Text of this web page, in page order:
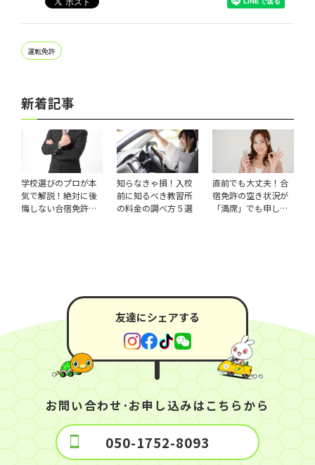
運転免許
新着記事
学校選びのプロが本
気で解説！絶対に後
悔しない合宿免許の
知らなきゃ損！入校
前に知るべき教習所
の料金の調べ方５選
直前でも大丈夫！合
宿免許の空き状況が
「満席」でも申し込
友達にシェアする
お問い合わせ･お申し込みはこちらから
050-1752-8093